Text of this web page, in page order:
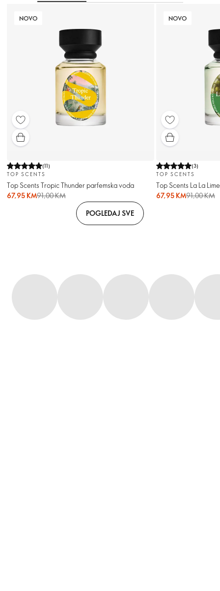
NOVO
(11)
TOP SCENTS
Top Scents Tropic Thunder parfemska voda
67,95 KM91,00 KM
NOVO
(3)
TOP SCENTS
Top Scents La La
67,95 KM91,00 KM
POGLEDAJ SVE